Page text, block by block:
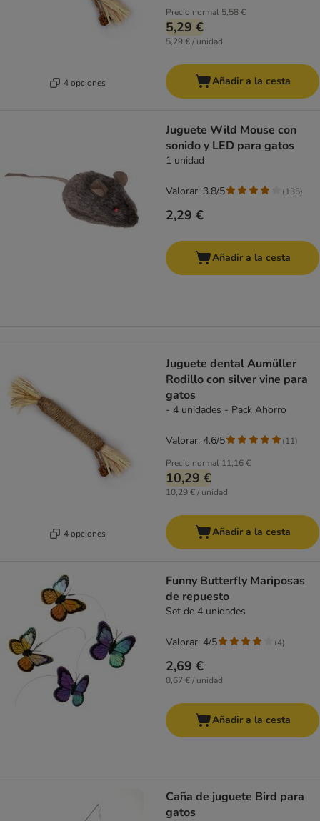
4 opciones
Precio normal 5,58 €
5,29 €
5,29 € / unidad
Añadir a la cesta
Juguete Wild Mouse con
sonido y LED para gatos
1 unidad
2,29 €
Valorar: 3.8/5 (135)
Añadir a la cesta
4 opciones
Juguete dental Aumüller
Rodillo con silver vine para
gatos
- 4 unidades - Pack Ahorro
Precio normal 11,16 €
10,29 €
10,29 € / unidad
Valorar: 4.6/5 (11)
Añadir a la cesta
Funny Butterfly Mariposas
de repuesto
Set de 4 unidades
2,69 €
0,67 € / unidad
Valorar: 4/5 (4)
Añadir a la cesta
Caña de juguete Bird para
gatos